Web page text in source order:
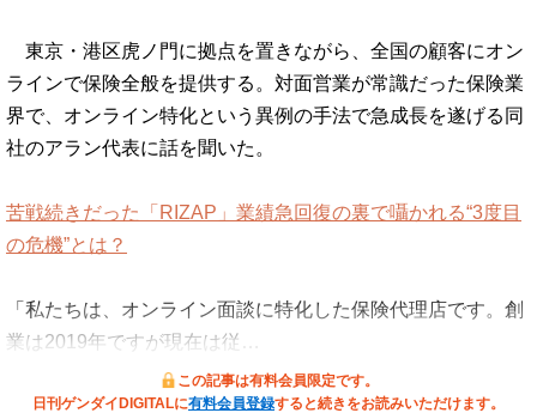
東京・港区虎ノ門に拠点を置きながら、全国の顧客にオン
ラインで保険全般を提供する。対面営業が常識だった保険業
界で、オンライン特化という異例の手法で急成長を遂げる同
社のアラン代表に話を聞いた。
苦戦続きだった「RIZAP」業績急回復の裏で囁かれる“3度目
の危機”とは？
「私たちは、オンライン面談に特化した保険代理店です。創
業は2019年ですが現在は従…
この記事は有料会員限定です。
日刊ゲンダイDIGITALに有料会員登録すると続きをお読みいただけます。